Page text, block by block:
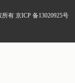
有 京ICP 备13020925号